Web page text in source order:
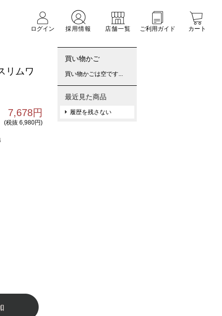
ログイン
採用情報 店舗一覧 ご利用ガイド カート
リムワ
7,678円
(税抜 6,980円)
買い物かご
買い物かごは空です...
最近見た商品
履歴を残さない